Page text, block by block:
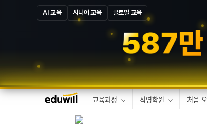
AI 교육 시니어 교육 글로벌 교육
66만
교육과정 직영학원 처음